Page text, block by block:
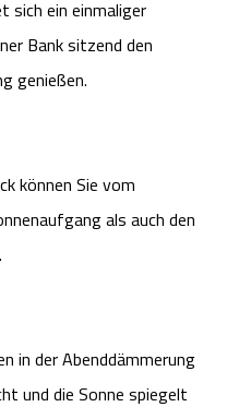
sich ein einmaliger
Bank sitzend den
genießen.
können Sie vom
als auch den
in der Abenddämmerung
und die Sonne spiegelt